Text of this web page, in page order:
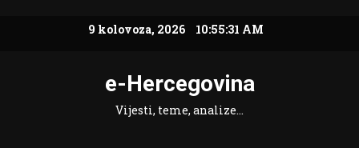
9 kolovoza, 2026 10:55:32 AM
e-Hercegovina
Vijesti, teme, analize…